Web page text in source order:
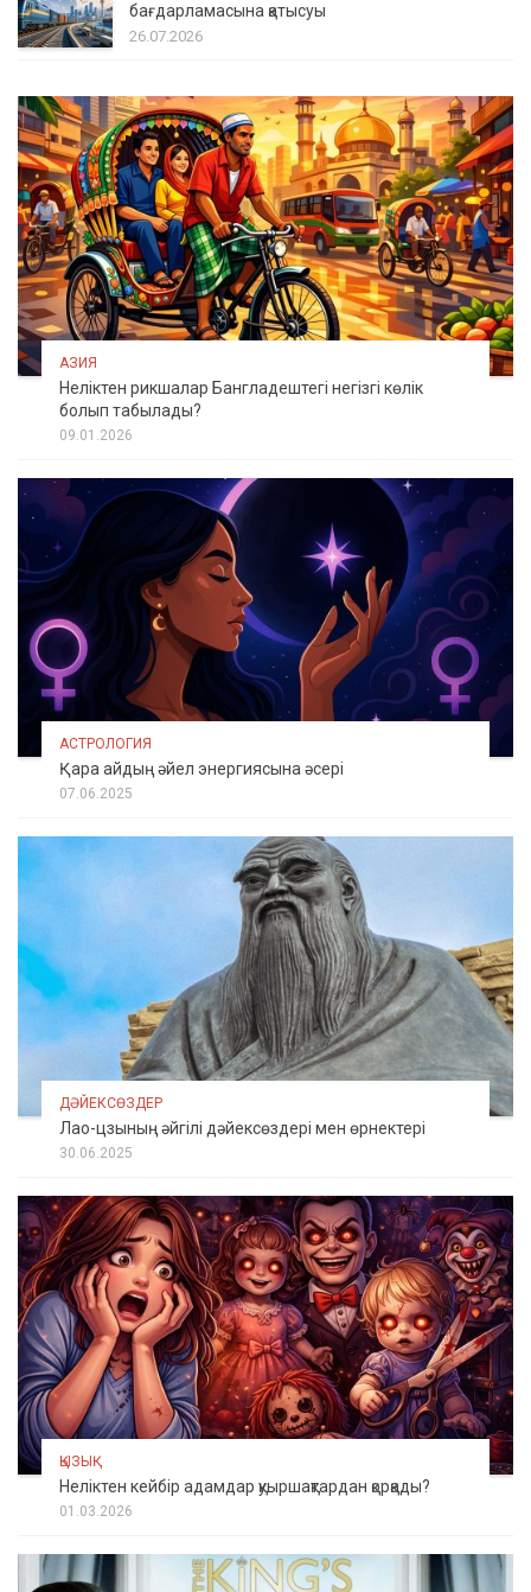
бағдарламасына қатысуы
26.07.2026
АЗИЯ
Неліктен рикшалар Бангладештегі негізгі көлік
болып табылады?
09.01.2026
АСТРОЛОГИЯ
Қара айдың әйел энергиясына әсері
07.06.2025
ДӘЙЕКСӨЗДЕР
Лао-цзының әйгілі дәйексөздері мен өрнектері
30.06.2025
ҚЫЗЫҚ
Неліктен кейбір адамдар қуыршақтардан қорқады?
01.03.2026